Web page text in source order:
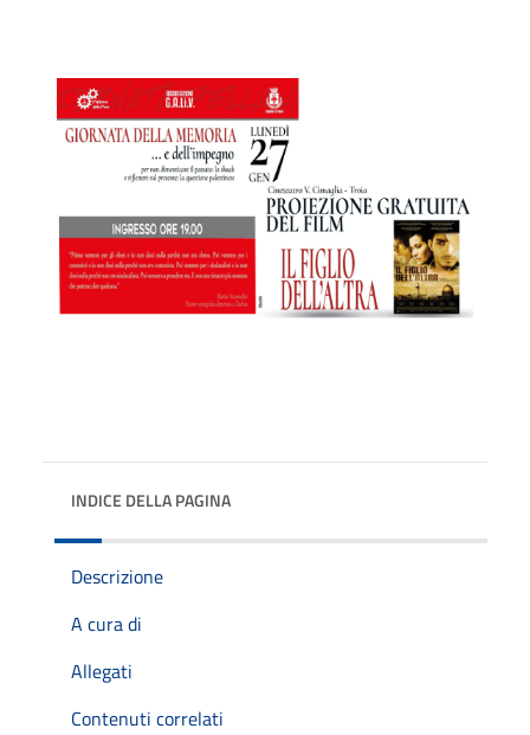
INDICE DELLA PAGINA
Descrizione
A cura di
Allegati
Contenuti correlati